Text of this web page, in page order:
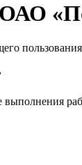
ОАО
выполнения